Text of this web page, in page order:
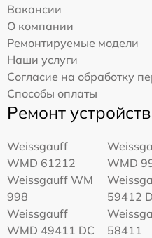
Вакансии
О компании
Ремонтируемые модели
Наши услуги
Согласие на обработку
Способы оплаты
Ремонт устройств
Weissgauff
WMD 61212
WMD
Weissgauff WM
998
59412
Weissgauff
WMD 49411 DC
58411